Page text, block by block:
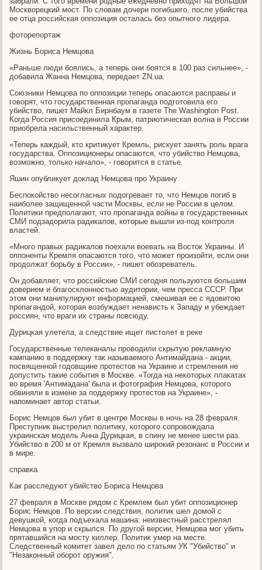
Москворецкий мост. По словам дочери погибшего, после убийства
ее отца российская оппозиция осталась без опытного лидера.
фоторепортаж
Жизнь Бориса Немцова
«Раньше люди боялись, а теперь они боятся в 100 раз сильнее», -
добавила Жанна Немцова, передает ZN.ua.
Союзники Немцова по оппозиции теперь опасаются расправы и
говорят, что государственная пропаганда подготовила его
убийство, пишет Майкл Бирнбаум в газете The Washington Post.
Когда Россия присоединила Крым, патриотическая волна в России
приобрела насильственный характер.
«Теперь каждый, кто критикует Кремль, рискует занять роль врага
государства. Оппозиционеры опасаются, что убийство Немцова,
возможно, только начало», - говорится в статье.
Яшин опубликует доклад Немцова про Украину
Беспокойство несогласных подогревает то, что Немцов погиб в
наиболее защищенной части Москвы, если не России в целом.
Политики предполагают, что пропаганда войны в государственных
СМИ подзадорила радикалов, которые вышли из-под контроля
властей.
«Много правых радикалов поехали воевать на Восток Украины. И
оппоненты Кремля опасаются того, что может произойти, если они
продолжат борьбу в России», - пишет обозреватель.
Он добавляет, что российские СМИ сегодня пользуются большим
доверием и благосклонностью аудитории, чем пресса СССР. При
этом они манипулируют информацией, смешивая ее с ядовитою
пропагандой, которая возбуждает ненависть к Западу и убеждает
россиян, что враги их страны повсюду.
Дурицкая улетела, а следствие ищет пистолет в реке
Государственные телеканалы проводили скрытую рекламную
кампанию в поддержку так называемого Антимайдана - акции,
посвященной годовщине протестов на Украине и стремления не
допустить такие события в Москве. «Тогда на некоторых плакатах
во время 'Антимадана' была и фотография Немцова, которого
обвиняли в измене за поддержку протестов на Украине», -
напоминает автор статьи.
Борис Немцов был убит в центре Москвы в ночь на 28 февраля.
Преступник выстрелил политику, которого сопровождала
украинская модель Анна Дурицкая, в спину не менее шести раз.
Убийство в 200 м от Кремля вызвало широкий резонанс в России и
в мире.
справка
Как расследуют убийство Бориса Немцова
27 февраля в Москве рядом с Кремлем был убит оппозиционер
Борис Немцов. По версии следствия, политик шел домой с
девушкой, когда подъехала машина: неизвестный расстрелял
Немцова в упор и скрылся. По другой версии, Немцова мог убить
прятавшийся на мосту киллер. Политик умер на месте.
Следственный комитет завел дело по статьям УК "Убийство" и
"Незаконный оборот оружия".